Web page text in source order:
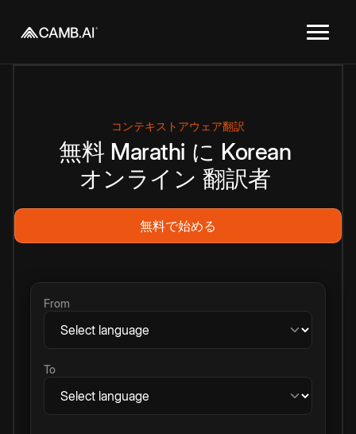
コンテキストアウェア翻訳
無料 Marathi に Korean
オンライン 翻訳者
無料で始める
From
To